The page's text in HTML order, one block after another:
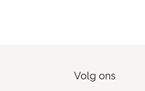
Volg ons